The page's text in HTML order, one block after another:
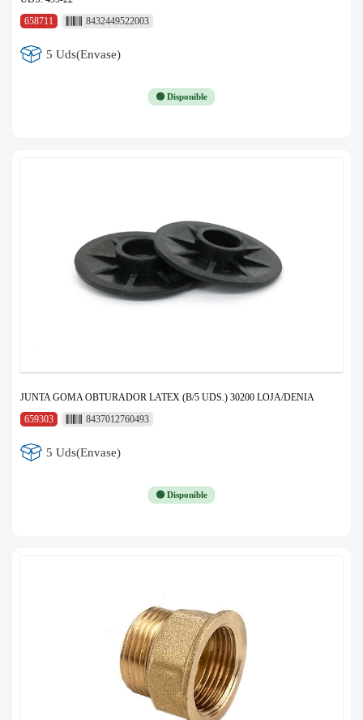
658711
8432449522003
5 Uds(Envase)
🟢 Disponible
JUNTA GOMA OBTURADOR LATEX (B/5 UDS.) 30200 LOJA/DENIA
659303
8437012760493
5 Uds(Envase)
🟢 Disponible